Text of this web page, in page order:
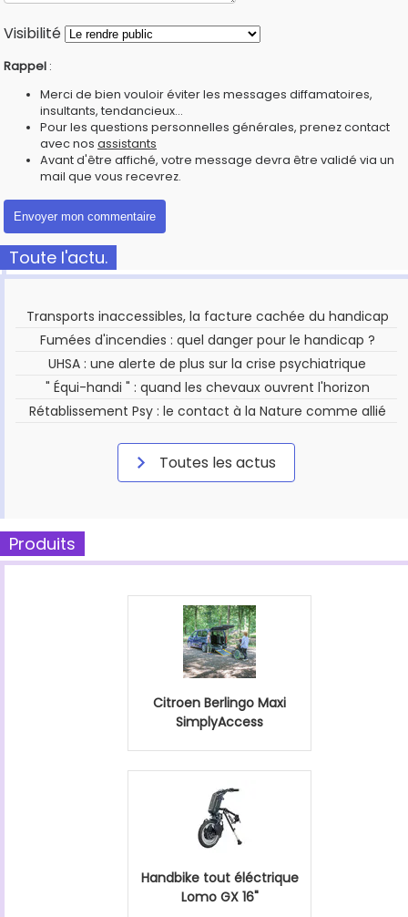
Visibilité
Rappel :
Merci de bien vouloir éviter les messages diffamatoires,
insultants, tendancieux...
Pour les questions personnelles générales, prenez contact
avec nos assistants
Avant d'être affiché, votre message devra être validé via un
mail que vous recevrez.
Toute l'actu.
Transports inaccessibles, la facture cachée du handicap
Fumées d'incendies : quel danger pour le handicap ?
UHSA : une alerte de plus sur la crise psychiatrique
" Équi-handi " : quand les chevaux ouvrent l'horizon
Rétablissement Psy : le contact à la Nature comme allié
Toutes les actus
Produits
Citroen Berlingo Maxi
SimplyAccess
Handbike tout éléctrique
Lomo GX 16"